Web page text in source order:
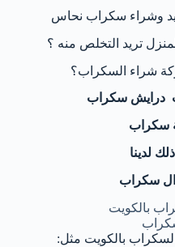
وشراء سكراب نحاس
تريد التخلص منه ؟
شراء السكراب؟
درايش سكراب
سكراب
لدينا
سكراب
بالكويت مثل: